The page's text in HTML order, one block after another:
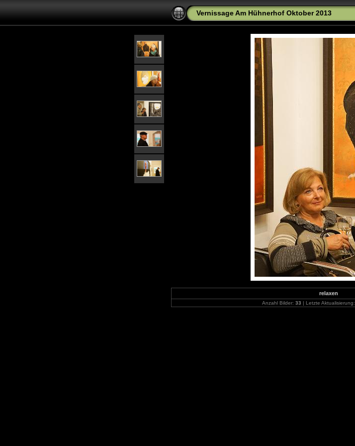
Vernissage Am Hühnerhof Oktober 2013
relaxen
Anzahl Bilder: 33 | Letzte Aktualisierung: